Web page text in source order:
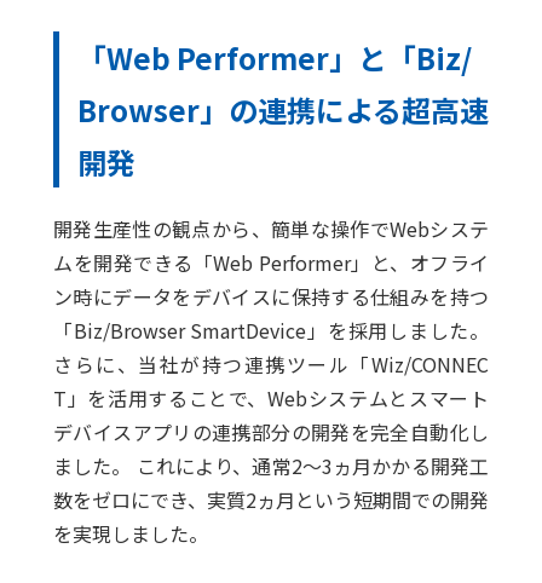
「Web Performer」と「Biz/
Browser」の連携による超高速
開発
開発生産性の観点から、簡単な操作でWebシステ
ムを開発できる「Web Performer」と、オフライ
ン時にデータをデバイスに保持する仕組みを持つ
「Biz/Browser SmartDevice」を採用しました。
さらに、当社が持つ連携ツール「Wiz/CONNEC
T」を活用することで、Webシステムとスマート
デバイスアプリの連携部分の開発を完全自動化し
ました。 これにより、通常2〜3ヵ月かかる開発工
数をゼロにでき、実質2ヵ月という短期間での開発
を実現しました。